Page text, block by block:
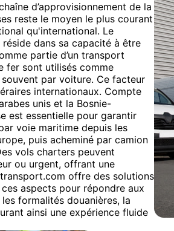
d’approvisionnement de la
reste le moyen le plus courant
qu'international. Le
dans sa capacité à être
partie d’un transport
fer sont utilisés comme
par voiture. Ce facteur
internationaux. Compte
unis et la Bosnie-
est essentielle pour garantir
voie maritime depuis les
puis acheminé par camion
vols charters peuvent
ou urgent, offrant une
offre des solutions
aspects pour répondre aux
formalités douanières, la
ainsi une expérience fluide